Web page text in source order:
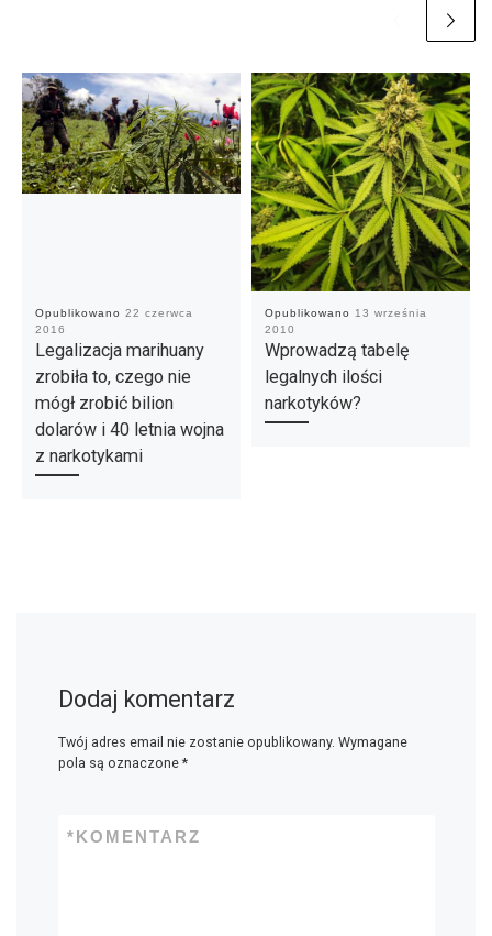
Opublikowano 22 czerwca
2016
Legalizacja marihuany
zrobiła to, czego nie
mógł zrobić bilion
dolarów i 40 letnia wojna
z narkotykami
Opublikowano
13 września
2010
Wprowadzą tabelę
legalnych ilości
narkotyków?
Dodaj komentarz
Twój adres email nie zostanie opublikowany. Wymagane
pola są oznaczone *
KOMENTARZ
*